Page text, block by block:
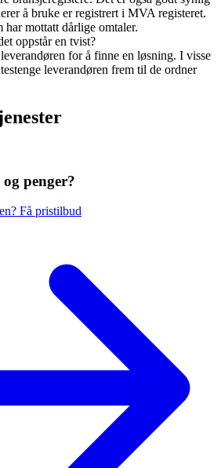
å bruke er registrert i MVA registeret.
har mottatt dårlige omtaler.
oppstår en tvist?
for å finne en løsning. I visse
leverandøren frem til de ordner
penger?
Få pristilbud